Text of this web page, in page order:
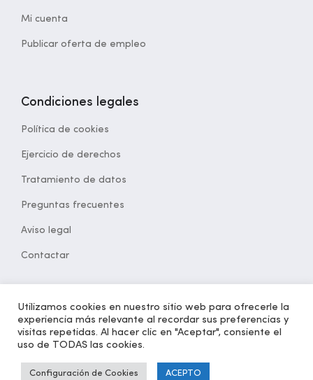
Mi cuenta
Publicar oferta de empleo
Condiciones legales
Política de cookies
Ejercicio de derechos
Tratamiento de datos
Preguntas frecuentes
Aviso legal
Contactar
© 2021 Desarrollado poropcion5.com| Todos los derechos
reservados | Versión 1.2
Utilizamos cookies en nuestro sitio web para ofrecerle la
experiencia más relevante al recordar sus preferencias y
visitas repetidas. Al hacer clic en "Aceptar", consiente el
uso de TODAS las cookies.
Configuración de Cookies ACEPTO